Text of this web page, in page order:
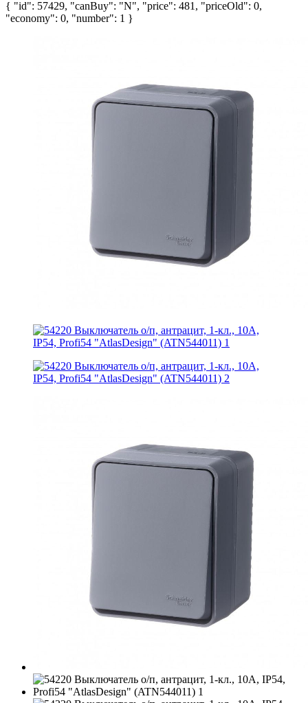
{ "id": 57429, "canBuy": "N", "price": 481, "priceOld": 0,
"economy": 0, "number": 1 }